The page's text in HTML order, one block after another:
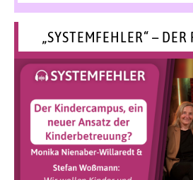
„SYSTEMFEHLER“ –